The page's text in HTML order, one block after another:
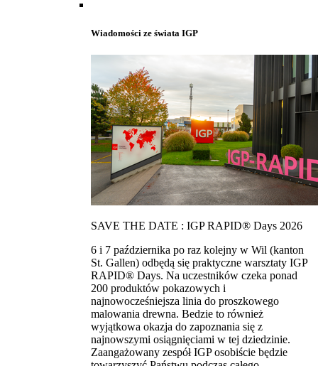
Wiadomości ze świata IGP
SAVE THE DATE : IGP RAPID® Days 2026
6 i 7 października po raz kolejny w Wil (kanton
St. Gallen) odbędą się praktyczne warsztaty IGP
RAPID® Days. Na uczestników czeka ponad
200 produktów pokazowych i
najnowocześniejsza linia do proszkowego
malowania drewna. Bedzie to również
wyjątkowa okazja do zapoznania się z
najnowszymi osiągnięciami w tej dziedzinie.
Zaangażowany zespół IGP osobiście będzie